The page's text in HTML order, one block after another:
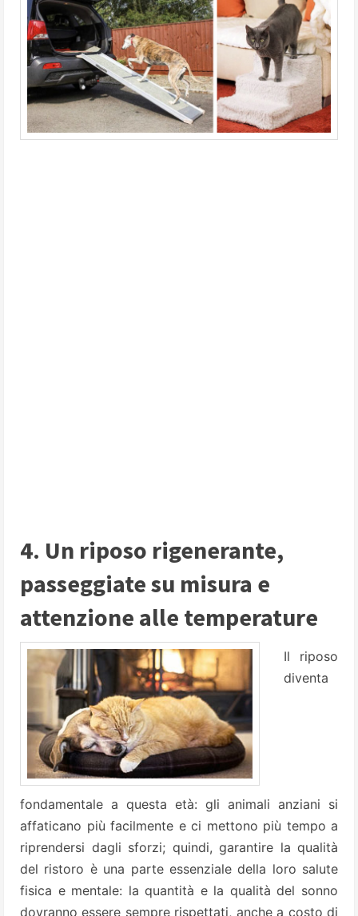
4. Un riposo rigenerante,
passeggiate su misura e
attenzione alle temperature
Il riposo
diventa
fondamentale a questa età: gli animali anziani si
affaticano più facilmente e ci mettono più tempo a
riprendersi dagli sforzi; quindi, garantire la qualità
del ristoro è una parte essenziale della loro salute
fisica e mentale: la quantità e la qualità del sonno
dovranno essere sempre rispettati, anche a costo di